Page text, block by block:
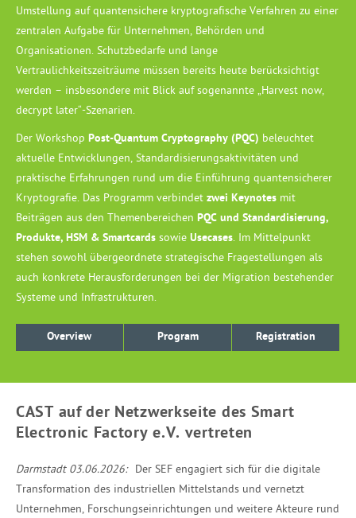
Umstellung auf quantensichere kryptografische Verfahren zu einer
zentralen Aufgabe für Unternehmen, Behörden und
Organisationen. Schutzbedarfe und lange
Vertraulichkeitszeiträume müssen bereits heute berücksichtigt
werden – insbesondere mit Blick auf sogenannte „Harvest now,
decrypt later“-Szenarien.
Der Workshop Post-Quantum Cryptography (PQC) beleuchtet
aktuelle Entwicklungen, Standardisierungsaktivitäten und
praktische Erfahrungen rund um die Einführung quantensicherer
Kryptografie. Das Programm verbindet zwei Keynotes mit
Beiträgen aus den Themenbereichen PQC und Standardisierung,
Produkte, HSM & Smartcards sowie Usecases. Im Mittelpunkt
stehen sowohl übergeordnete strategische Fragestellungen als
auch konkrete Herausforderungen bei der Migration bestehender
Systeme und Infrastrukturen.
Overview Program Registration
CAST auf der Netzwerkseite des Smart
Electronic Factory e.V. vertreten
Darmstadt 03.06.2026: Der SEF engagiert sich für die digitale
Transformation des industriellen Mittelstands und vernetzt
Unternehmen, Forschungseinrichtungen und weitere Akteure rund